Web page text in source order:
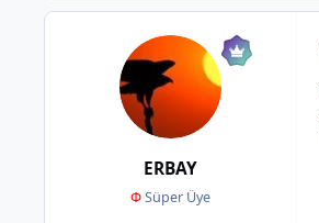
ERBAY
ΦSüper Üye